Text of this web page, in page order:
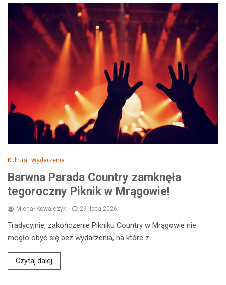
Kultura Wydarzenia
Barwna Parada Country zamknęła
tegoroczny Piknik w Mrągowie!
Michał Kowalczyk 29 lipca 2026
Tradycyjnie, zakończenie Pikniku Country w Mrągowie nie
mogło obyć się bez wydarzenia, na które z…
Czytaj dalej